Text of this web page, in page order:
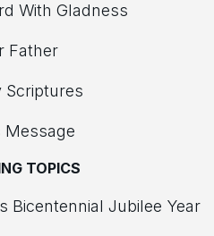
With Gladness
Father
Scriptures
Message
TOPICS
Bicentennial Jubilee Year